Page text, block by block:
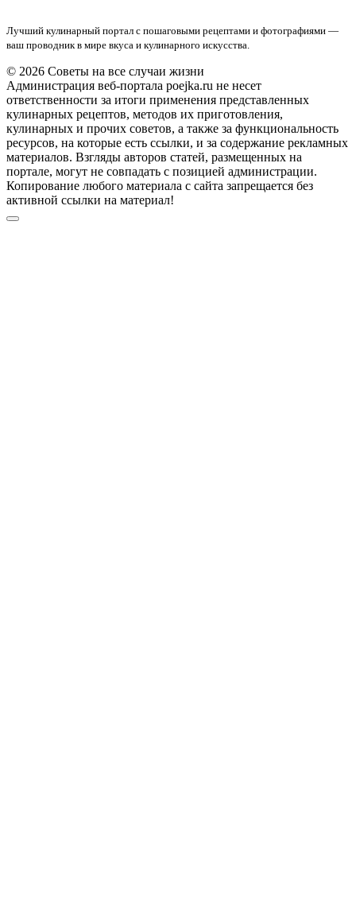
Лучший кулинарный портал с пошаговыми рецептами и фотографиями —
ваш проводник в мире вкуса и кулинарного искусства.
© 2026 Советы на все случаи жизни
Администрация веб-портала poejka.ru не несет
ответственности за итоги применения представленных
кулинарных рецептов, методов их приготовления,
кулинарных и прочих советов, а также за функциональность
ресурсов, на которые есть ссылки, и за содержание рекламных
материалов. Взгляды авторов статей, размещенных на
портале, могут не совпадать с позицией администрации.
Копирование любого материала с сайта запрещается без
активной ссылки на материал!